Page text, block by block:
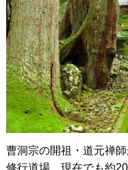
曹洞宗の開祖・道元禅